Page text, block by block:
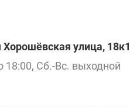
улица,
18:00, Сб.-Вс. выходной